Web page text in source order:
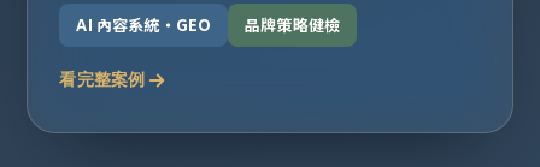
AI 內容系統・GEO 品牌策略健檢
看完整案例